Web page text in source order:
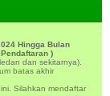
Hingga Bulan
)
dan sekitarnya).
batas akhir
Silahkan mendaftar